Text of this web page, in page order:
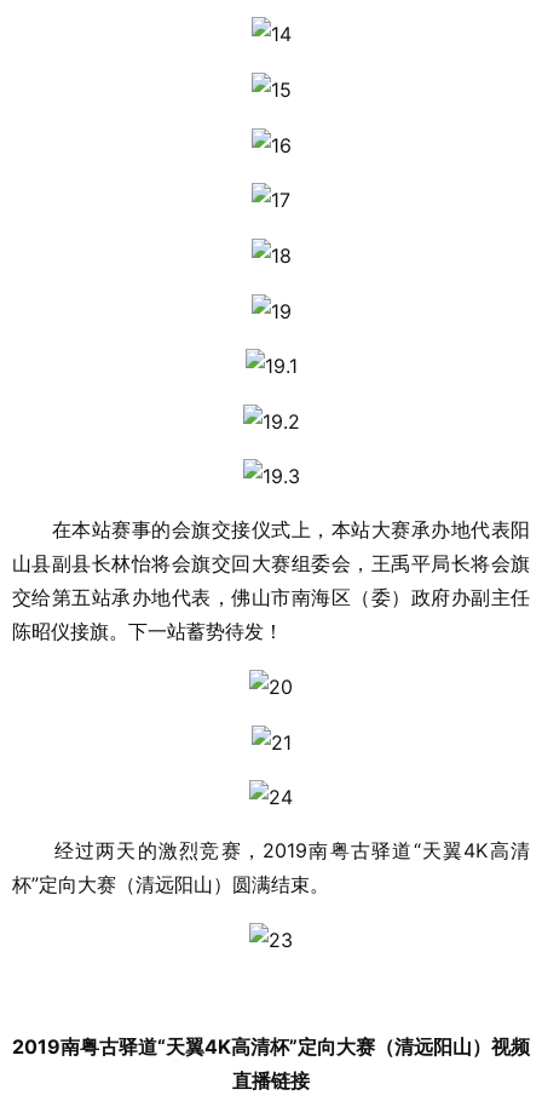
在本站赛事的会旗交接仪式上，本站大赛承办地代表阳
山县副县长林怡将会旗交回大赛组委会，王禹平局长将会旗
交给第五站承办地代表，佛山市南海区（委）政府办副主任
陈昭仪接旗。下一站蓄势待发！
经过两天的激烈竞赛，2019南粤古驿道“天翼4K高清
杯”定向大赛（清远阳山）圆满结束。
2019南粤古驿道“天翼4K高清杯”定向大赛（清远阳山）视频
直播链接